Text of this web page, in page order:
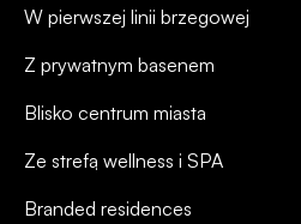
W pierwszej linii brzegowej
Z prywatnym basenem
Blisko centrum miasta
Ze strefą wellness i SPA
Branded residences